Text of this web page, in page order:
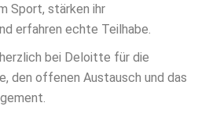
Sport, stärken ihr
erfahren echte Teilhabe.
bei Deloitte für die
den offenen Austausch und das